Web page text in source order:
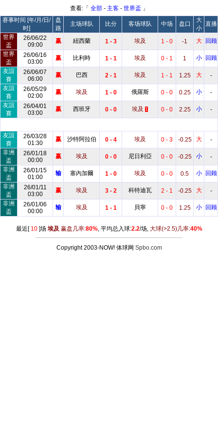
查看:「 全部- 主客- 世界盃 」
赛事时间 [年/月/日/
时]
盘
路
主场球队 比分 客场球队 中场 盘口
大
小
直播
世界
盃
26/06/22
09:00
赢 紐西蘭 1 - 3 埃及 1 - 0 -1 大
回顾
世界
盃
26/06/16
03:00
赢 比利時 1 - 1 埃及 0 - 1 1 小
回顾
友誼
賽
26/06/07
06:00
赢 巴西 2 - 1 埃及 1 - 1 1.25 大
-
友誼
賽
26/05/29
02:00
赢 埃及 1 - 0 俄羅斯 0 - 0 0.25 小
-
友誼
賽
26/04/01
03:00
赢 西班牙 0 - 0 埃及 1 0 - 0 2.25 小 -
友誼
賽
26/03/28
01:30
赢 沙特阿拉伯 0 - 4 埃及 0 - 3 -0.25 大
-
非洲
盃
26/01/18
00:00
赢 埃及 0 - 0 尼日利亞 0 - 0 -0.25 小
-
非洲
盃
26/01/15
01:00
输 塞內加爾 1 - 0 埃及 0 - 0 0.5 小
回顾
非洲
盃
26/01/11
03:00
赢 埃及 3 - 2 科特迪瓦 2 - 1 -0.25 大
-
非洲
盃
26/01/06
00:00
输 埃及 1 - 1 貝寧 0 - 0 1.25 小 回顾
最近[ 10]场 埃及赢盘几率:80%, 平均总入球:2.2/场, 大球(>2.5)几率:40%
Copyright 2003-NOW! 体球网 Spbo.com